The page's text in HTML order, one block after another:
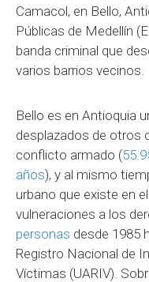
Camacol, en Bello,
Públicas de Medellín
banda criminal que
varios barrios vecinos.
Bello es en Antioquia
desplazados de otros
conflicto armado (
años), y al mismo
urbano que existe en
vulneraciones a los
personas desde 1985
Registro Nacional de
Víctimas (UARIV).